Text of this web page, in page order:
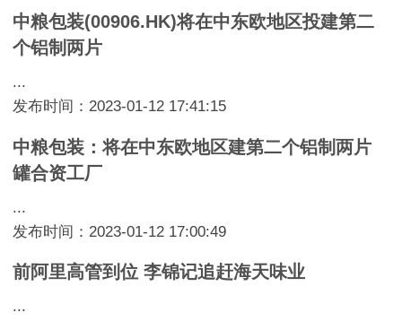
中粮包装(00906.HK)将在中东欧地区投建第二
个铝制两片
...
发布时间：2023-01-12 17:41:15
中粮包装：将在中东欧地区建第二个铝制两片
罐合资工厂
...
发布时间：2023-01-12 17:00:49
前阿里高管到位 李锦记追赶海天味业
...